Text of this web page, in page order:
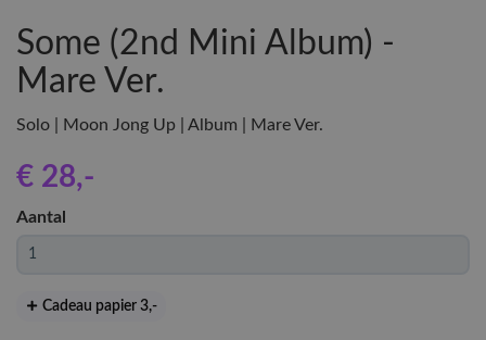
Some (2nd Mini Album) -
Mare Ver.
Solo | Moon Jong Up | Album | Mare Ver.
€ 28,-
Aantal
Cadeau papier 3,-